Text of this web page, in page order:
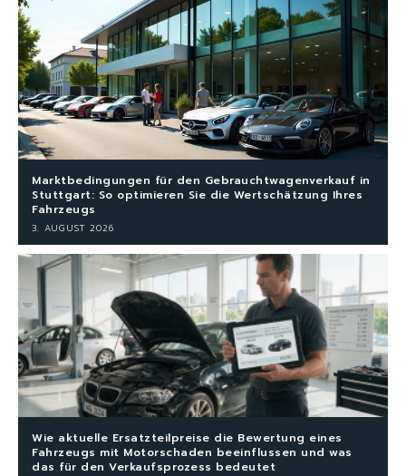
Marktbedingungen für den Gebrauchtwagenverkauf in
Stuttgart: So optimieren Sie die Wertschätzung Ihres
Fahrzeugs
3. AUGUST 2026
Wie aktuelle Ersatzteilpreise die Bewertung eines
Fahrzeugs mit Motorschaden beeinflussen und was
das für den Verkaufsprozess bedeutet